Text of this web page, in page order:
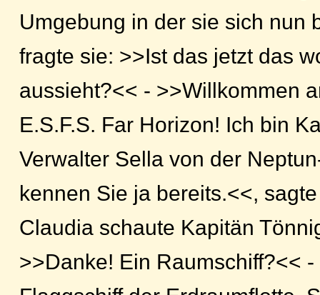
Umgebung in der sie sich nun
fragte sie: >>Ist das jetzt das
aussieht?<< - >>Willkommen
E.S.F.S. Far Horizon! Ich bin
Verwalter Sella von der
kennen Sie ja bereits.<<,
Claudia schaute Kapitän
>>Danke! Ein Raumschiff?<<